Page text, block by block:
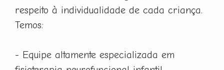
respeito à individualidade de cada criança.
Temos:
- Equipe altamente especializada em